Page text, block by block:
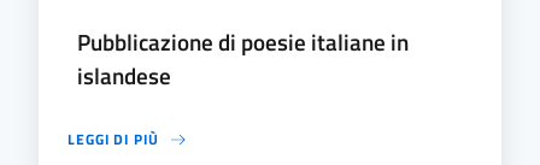
Pubblicazione di poesie italiane in
islandese
LEGGI DI PIÙ